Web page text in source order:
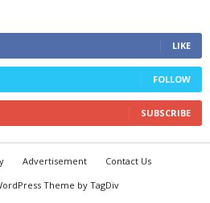
LIKE
FOLLOW
SUBSCRIBE
Advertisement
Contact Us
Theme by TagDiv